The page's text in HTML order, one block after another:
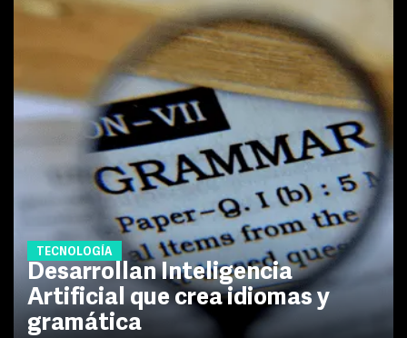
TECNOLOGÍA
Desarrollan Inteligencia
Artificial que crea idiomas y
gramática